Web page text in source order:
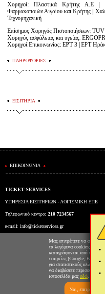
Χορηγοί: Πλαστικά Κρήτης Α.Ε |
Φαρμακοποιών Αιγαίου και Κρήτης |
Τεχνομηχανική
Επίσημος Χορηγός Πιστοποιήσεων:
Χορηγός ασφάλειας και υγείας:
Χορηγοί Επικοινωνίας: ΕΡΤ 3 | ΕΡΤ
ΠΛΗΡΟΦΟΡΙΕΣ
ΕΙΣΙΤΗΡΙΑ
ΕΠΙΚΟΙΝΩΝΙΑ
TICKET SERVICES
ΥΠΗΡΕΣΙΑ ΕΙΣΙΤΗΡΙΩΝ - ΛΟΓΙΣΜΙΚΗ ΕΠΕ
Τηλεφωνικό κέντρο: 210 7234567
e-mail: info@ticketservices.gr
Εκδοτήριο: Πανεπιστημίου 39 (Στοά
Ώρες λειτουργίας εκδοτηρίου: Δευ-Παρ: 9πμ-5μμ
Μας επιτρέπετε να
τα λεγόμενα cookies; Με
καταγράφονται από εμάς
εταιρείες (Google, Facebook
για στατιστικούς αλλά και
να διαβάσετε περισσότερα
ιστοσελίδα μας εδώ
Ναι, επιτρέπω